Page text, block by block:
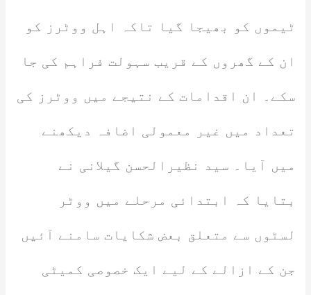
ٹیموں کو بھیجا گیا تاکہ اہل ووٹرز کو
ان کے گھروں کے قریب سہولت فراہم کی جا
سکے۔ ان اقدامات کے نتیجے میں ووٹرز کی
تعداد میں غیر معمولی اضافہ دیکھنے
میں آیا۔ سید نظیرالحسن گیلانی نے
بتایا کہ ابتدائی مرحلے میں ووٹر
لسٹوں سے متعلق بعض شکایات سامنے آئیں
جن کے ازالے کے لیے ایک خصوصی کمیٹی